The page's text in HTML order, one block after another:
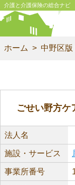
介護と介護保険の総合ナ
ホーム 中野区版
ごせい野方ケ
法人名
施設・サービス
事業所番号